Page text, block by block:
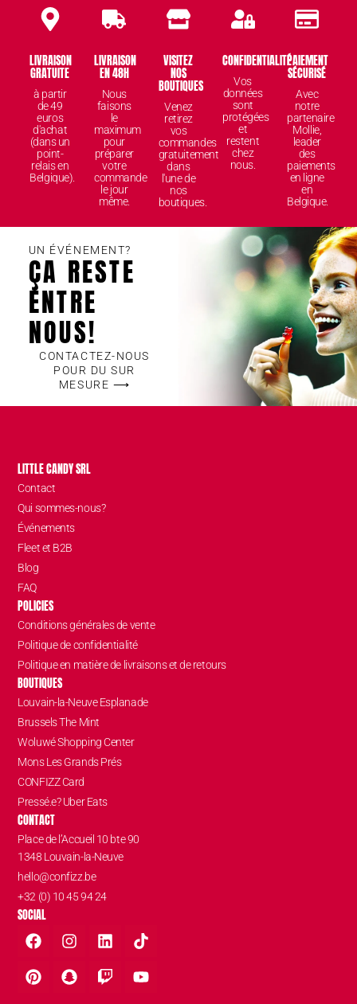
LIVRAISON
GRATUITE
à partir
de 49
euros
d'achat
(dans un
point-
relais en
Belgique).
LIVRAISON
EN 48H
Nous
faisons
le
maximum
pour
préparer
votre
commande
le jour
même.
VISITEZ
NOS
BOUTIQUES
Venez
retirez
vos
commandes
gratuitement
dans
l'une de
nos
boutiques.
CONFIDENTIALITÉ
Vos
données
sont
protégées
et
restent
chez
nous.
PAIEMENT
SÉCURISÉ
Avec
notre
partenaire
Mollie,
leader
des
paiements
en ligne
en
Belgique.
UN ÉVÉNEMENT?
ÇA RESTE
ENTRE
NOUS!
CONTACTEZ-NOUS
POUR DU SUR
MESURE ⟶
LITTLE CANDY SRL
Contact
Qui sommes-nous?
Événements
Fleet et B2B
Blog
FAQ
POLICIES
Conditions générales de vente
Politique de confidentialité
Politique en matière de livraisons et de retours
BOUTIQUES
Louvain-la-Neuve Esplanade
Brussels The Mint
Woluwé Shopping Center
Mons Les Grands Prés
CONFIZZ Card
Pressé.e? Uber Eats
CONTACT
Place de l’Accueil 10 bte 90
1348 Louvain-la-Neuve
hello@confizz.be
+32 (0) 10 45 94 24
SOCIAL